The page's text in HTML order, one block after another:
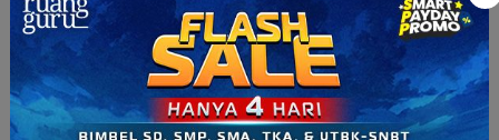
segera melakukan reformasi agraria.
Dampak positif media sosial lebih sedikit dibandingkan
dampak negatifnya bagi remaja.
Film Indonesia masih perlu diperbaiki dari segi kualitas.
Olahraga merupakan bagian terpenting dari gaya hidup
sehat.